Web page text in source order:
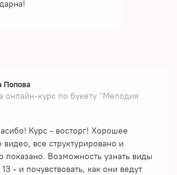
Попова
онлайн-курс по букету "Мелодия
Курс - восторг! Хорошее
видео, все структурировано и
показано. Возможность узнать виды
- и почувствовать, как они ведут